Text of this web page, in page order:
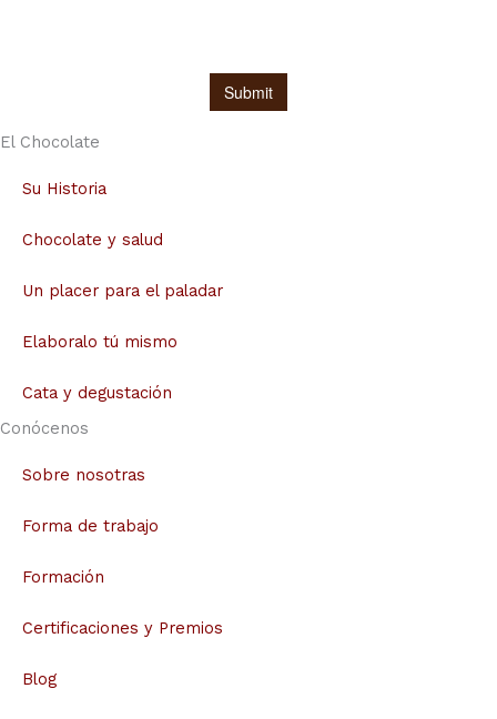
El Chocolate
Su Historia
Chocolate y salud
Un placer para el paladar
Elaboralo tú mismo
Cata y degustación
Conócenos
Sobre nosotras
Forma de trabajo
Formación
Certificaciones y Premios
Blog